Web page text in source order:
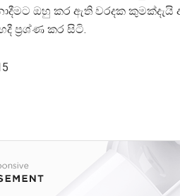
ඔහු කර ඇති වරදක කුමක්දැයි
ප්‍රශ්ණ කර සිටි.